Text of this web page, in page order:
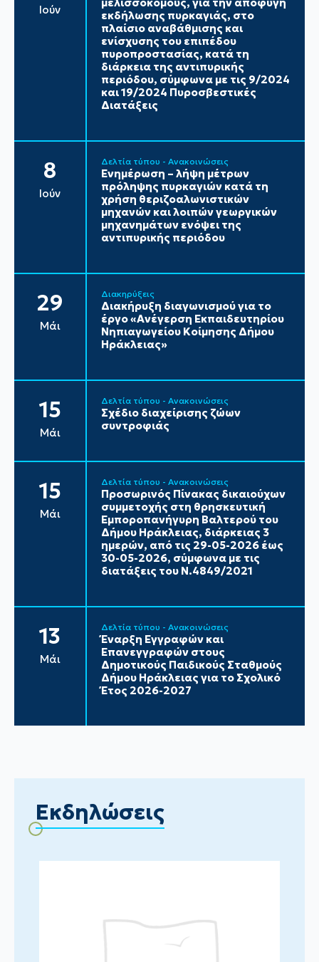
Ιούν
μελισσοκόμους, για την αποφυγή
εκδήλωσης πυρκαγιάς, στο
πλαίσιο αναβάθμισης και
ενίσχυσης του επιπέδου
πυροπροστασίας, κατά τη
διάρκεια της αντιπυρικής
περιόδου, σύμφωνα με τις 9/2024
και 19/2024 Πυροσβεστικές
Διατάξεις
8
Ιούν
Δελτία τύπου - Ανακοινώσεις
Ενημέρωση – λήψη μέτρων
πρόληψης πυρκαγιών κατά τη
χρήση θεριζοαλωνιστικών
μηχανών και λοιπών γεωργικών
μηχανημάτων ενόψει της
αντιπυρικής περιόδου
29
Μάι
Διακηρύξεις
Διακήρυξη διαγωνισμού για το
έργο «Ανέγερση Εκπαιδευτηρίου
Νηπιαγωγείου Κοίμησης Δήμου
Ηράκλειας»
15
Μάι
Δελτία τύπου - Ανακοινώσεις
Σχέδιο διαχείρισης ζώων
συντροφιάς
15
Μάι
Δελτία τύπου - Ανακοινώσεις
Προσωρινός Πίνακας δικαιούχων
συμμετοχής στη θρησκευτική
Εμποροπανήγυρη Βαλτερού του
Δήμου Ηράκλειας, διάρκειας 3
ημερών, από τις 29-05-2026 έως
30-05-2026, σύμφωνα με τις
διατάξεις του Ν.4849/2021
13
Μάι
Δελτία τύπου - Ανακοινώσεις
Έναρξη Εγγραφών και
Επανεγγραφών στους
Δημοτικούς Παιδικούς Σταθμούς
Δήμου Ηράκλειας για το Σχολικό
Έτος 2026-2027
Εκδηλώσεις